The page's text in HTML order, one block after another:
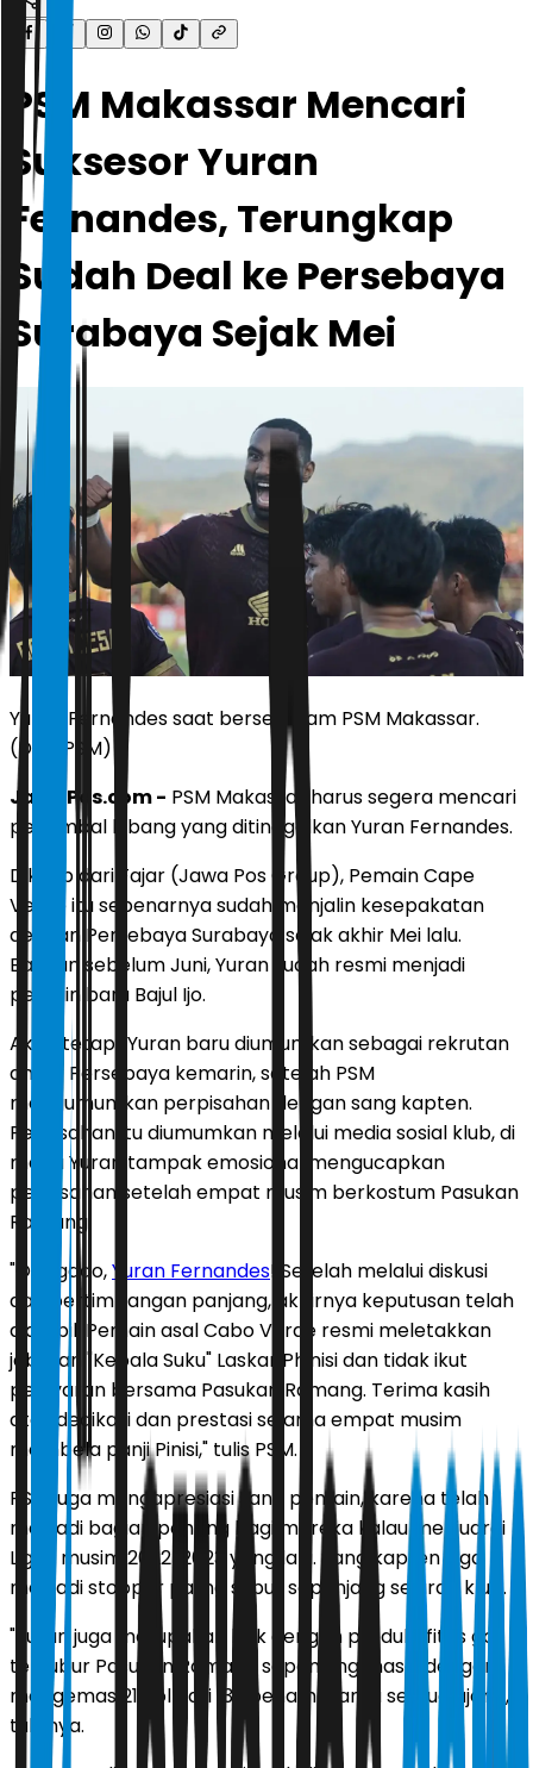
PSM Makassar Mencari
Suksesor Yuran
Fernandes, Terungkap
Sudah Deal ke Persebaya
Surabaya Sejak Mei
Yuran Fernandes saat berseragam PSM Makassar.
(Dok. PSM)
JawaPos.com - PSM Makassar harus segera mencari
penambal lubang yang ditinggalkan Yuran Fernandes.
Dikutip dari Fajar (Jawa Pos Group), Pemain Cape
Verde itu sebenarnya sudah menjalin kesepakatan
dengan Persebaya Surabaya sejak akhir Mei lalu.
Bahkan sebelum Juni, Yuran sudah resmi menjadi
pemain baru Bajul Ijo.
Akan tetapi, Yuran baru diumumkan sebagai rekrutan
anyar Persebaya kemarin, setelah PSM
mengumumkan perpisahan dengan sang kapten.
Perpisahan itu diumumkan melalui media sosial klub, di
mana Yuran tampak emosional mengucapkan
perpisahan setelah empat musim berkostum Pasukan
Ramang.
"Obrigado,Yuran Fernandes! Setelah melalui diskusi
dan pertimbangan panjang, akhirnya keputusan telah
diambil. Pemain asal Cabo Verde resmi meletakkan
jabatan "Kepala Suku" Laskar Phinisi dan tidak ikut
pelayaran bersama Pasukan Ramang. Terima kasih
atas dedikasi dan prestasi selama empat musim
membela panji Pinisi," tulis PSM.
PSM juga mengapresiasi sang pemain, karena telah
menjadi bagian penting bagi mereka kalau menjuarai
Liga 1 musim 2022/2023 yang lalu. Sang kapten juga
menjadi stopper paling subur sepanjang sejarah klub.
"Yuran juga merupakan bek dengan produktifitas gol
tersubur Pasukan Ramang sepanjang masa, dengan
mengemas 21 gol dari 133 penampilan di semua ajang,"
tulisnya.